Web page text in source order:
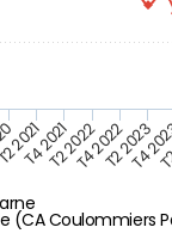
(CA Coulommiers
2021
T4 2021T2 2022T4 2022T2 2023
T4